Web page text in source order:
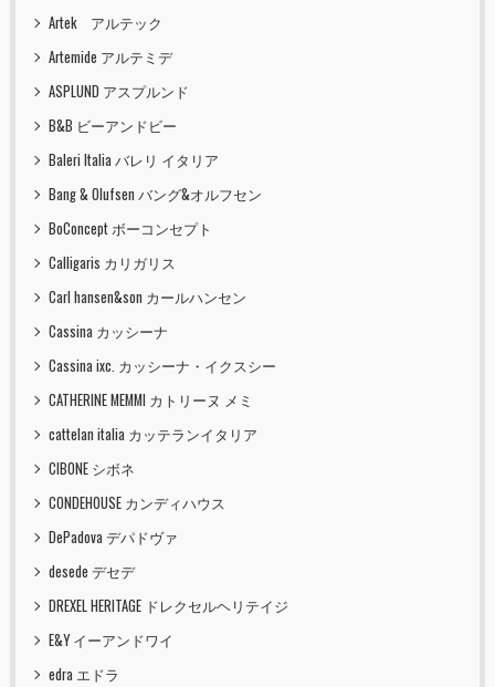
Artek アルテック
Artemide アルテミデ
ASPLUND アスプルンド
B&B ビーアンドビー
Baleri Italia バレリ イタリア
Bang & Olufsen バング&オルフセン
BoConcept ボーコンセプト
Calligaris カリガリス
Carl hansen&son カールハンセン
Cassina カッシーナ
Cassina ixc. カッシーナ・イクスシー
CATHERINE MEMMI カトリーヌ メミ
cattelan italia カッテランイタリア
CIBONE シボネ
CONDEHOUSE カンディハウス
DePadova デパドヴァ
desede デセデ
DREXEL HERITAGE ドレクセルヘリテイジ
E&Y イーアンドワイ
edra エドラ